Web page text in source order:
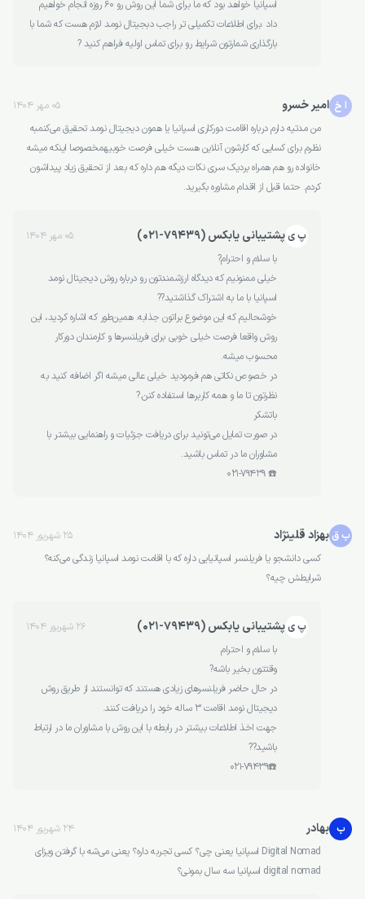
اسپانیا خواهد بود که ما برای شما این روش رو 60 روزه انجام خواهیم
داد .برای اطلاعات تکمیلی تر راجب دبجیتال نومد لازم هست که شما با
بارگذاری شمارتون شرایط رو برای تماس اولیه فراهم کنید ?
ا خ امیر خسرو
05 مهر 1404
من مدتیه دارم درباره اقامت دورکاری اسپانیا یا همون دیجیتال نومد تحقیق می‌کنمبه
نظرم برای کسایی که کارشون آنلاین هست خیلی فرصت خوبیهمخصوصا اینکه میشه
خانواده رو هم همراه بردیک سری نکات دیگه هم داره که بعد از تحقیق زیاد پیداشون
کردم. حتما قبل از اقدام مشاوره بگیرید.
پ یپشتیبانی یابکس (79439-021)
05 مهر 1404
با سلام و احترام?
خیلی ممنونیم که دیدگاه ارزشمندتون رو درباره روش دیجیتال نومد
اسپانیا با ما به اشتراک گذاشتید??
خوشحالیم که این موضوع براتون جذابه. همین‌طور که اشاره کردید، این
روش واقعا فرصت خیلی خوبی برای فریلنسرها و کارمندان دورکار
محسوب میشه.
در خصوص نکاتی هم فرمودید خیلی عالی میشه اگر اضافه کنید به
نظرتون تا ما و همه کاربرها استفاده کنن.?
باتشکر
در صورت تمایل می‌تونید برای دریافت جزئیات و راهنمایی بیشتر با
مشاوران ما در تماس باشید.
☎️ 021-79439
ب ق بهزاد قلینژاد
25 شهریور 1404
کسی دانشجو یا فریلنسر اسپانیایی داره که با اقامت نومد اسپانیا زندگی می‌کنه؟
شرایطش چیه؟
پ یپشتیبانی یابکس (79439-021)
26 شهریور 1404
با سلام و احترام
وقتتون بخیر باشه?
در حال حاضر فریلنسرهای زیادی هستند که توانستند از طریق روش
دیجیتال نومد اقامت ۳ ساله خود را دریافت کنند.
جهت اخذ اطلاعات بیشتر در رابطه با این روش با مشاوران ما در ارتباط
باشید??
☎️021-79439
ب بهادر
24 شهریور 1404
Digital Nomad اسپانیا یعنی چی؟ کسی تجربه داره؟ یعنی می‌شه با گرفتن ویزای
digital nomad اسپانیا سه سال بمونی؟